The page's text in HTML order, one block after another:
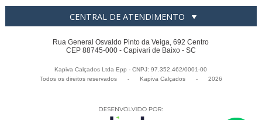
CENTRAL DE ATENDIMENTO
Rua General Osvaldo Pinto da Veiga, 692 Centro
CEP 88745-000 - Capivari de Baixo - SC
Kapiva Calçados Ltda Epp - CNPJ: 97.352.462/0001-00
Todos os direitos reservados
- Kapiva Calçados - 2026